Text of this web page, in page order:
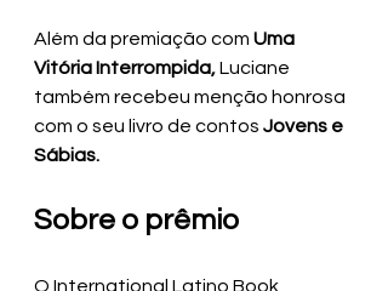
Além da premiação com Uma
Vitória Interrompida, Luciane
também recebeu menção honrosa
com o seu livro de contos Jovens e
Sábias.
Sobre o prêmio
O International Latino Book